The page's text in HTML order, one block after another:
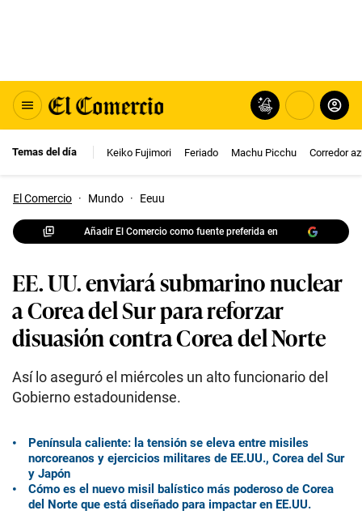
Temas del día Keiko Fujimori Feriado Machu Picchu Corredor
El Comercio · Mundo · Eeuu
Añadir El Comercio como fuente preferida en
EE. UU. enviará submarino nuclear
a Corea del Sur para reforzar
disuasión contra Corea del Norte
Así lo aseguró el miércoles un alto funcionario del
Gobierno estadounidense.
Península caliente: la tensión se eleva entre misiles
norcoreanos y ejercicios militares de EE.UU., Corea del Sur
y Japón
Cómo es el nuevo misil balístico más poderoso de Corea
del Norte que está diseñado para impactar en EE.UU.